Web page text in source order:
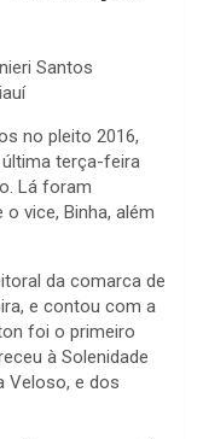
Santos
no pleito 2016,
terça-feira
Lá foram
vice, Binha, além
da comarca de
e contou com a
foi o primeiro
à Solenidade
Veloso, e dos